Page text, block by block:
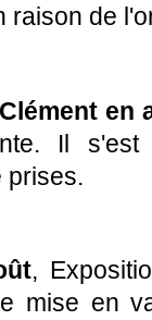
raison de
en
Il
prises.
,
mise en